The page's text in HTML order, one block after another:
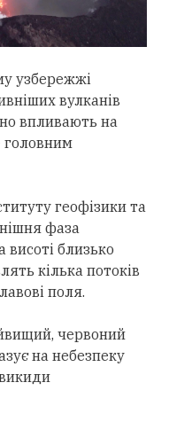
узбережжі
вулканів
впливають на
головним
геофізики та
фаза
близько
кілька потоків
поля.
червоний
на небезпеку